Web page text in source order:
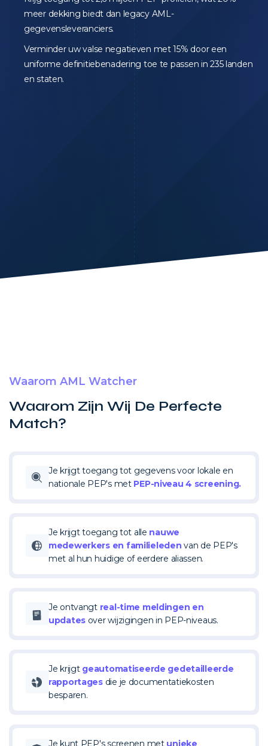
meer dekking biedt dan legacy AML-
gegevensleveranciers.
Verminder uw valse negatieven met 15% door een
uniforme definitiebenadering toe te passen in 235 landen
en staten.
Waarom AML Watcher
Waarom Zijn Wij De Perfecte
Match?
Je krijgt toegang tot gegevens voor lokale en
nationale PEP's met PEP-niveau 4 screening.
Je krijgt toegang tot alle nauwe
medewerkers en familieleden van de PEP's
met al hun huidige of eerdere aliassen.
Je ontvangt real-time meldingen en
updates over wijzigingen in PEP-niveaus.
Je krijgt geautomatiseerde gedetailleerde
rapportagesdie je documentatiekosten
besparen.
Je kunt PEP's screenen met unieke